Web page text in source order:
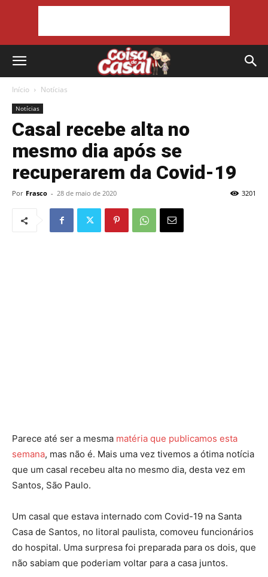
Início Notícias
Notícias
Casal recebe alta no
mesmo dia após se
recuperarem da Covid-19
Por Frasco - 28 de maio de 2020 3201
Parece até ser a mesma matéria que publicamos esta
semana, mas não é. Mais uma vez tivemos a ótima notícia
que um casal recebeu alta no mesmo dia, desta vez em
Santos, São Paulo.
Um casal que estava internado com Covid-19 na Santa
Casa de Santos, no litoral paulista, comoveu funcionários
do hospital. Uma surpresa foi preparada para os dois, que
não sabiam que poderiam voltar para a casa juntos.